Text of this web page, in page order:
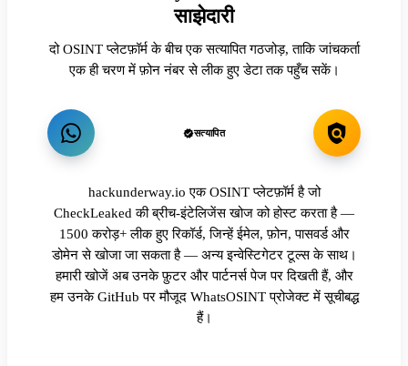
साझेदारी
दो OSINT प्लेटफ़ॉर्म के बीच एक सत्यापित गठजोड़, ताकि जांचकर्ता
एक ही चरण में फ़ोन नंबर से लीक हुए डेटा तक पहुँच सकें।
सत्यापित
hackunderway.io एक OSINT प्लेटफ़ॉर्म है जो
CheckLeaked की ब्रीच-इंटेलिजेंस खोज को होस्ट करता है —
1500 करोड़+ लीक हुए रिकॉर्ड, जिन्हें ईमेल, फ़ोन, पासवर्ड और
डोमेन से खोजा जा सकता है — अन्य इन्वेस्टिगेटर टूल्स के साथ।
हमारी खोजें अब उनके फ़ुटर और पार्टनर्स पेज पर दिखती हैं, और
हम उनके GitHub पर मौजूद WhatsOSINT प्रोजेक्ट में सूचीबद्ध
हैं।